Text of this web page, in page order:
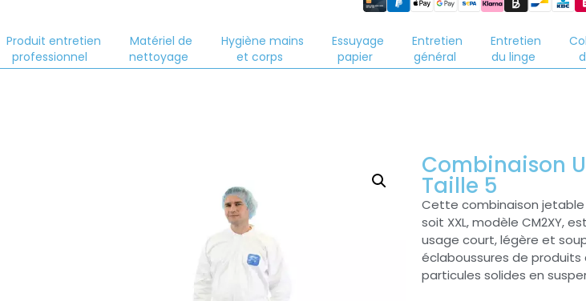
Produit entretien
professionnel
Matériel de
nettoyage
Hygiène mains
et corps
Essuyage
papier
Entretien
général
Entretien
du linge
Combinaison
Taille 5
Cette combinaison
soit XXL, modèle CM2XY,
usage court, légère et
éclaboussures de produits
particules solides en